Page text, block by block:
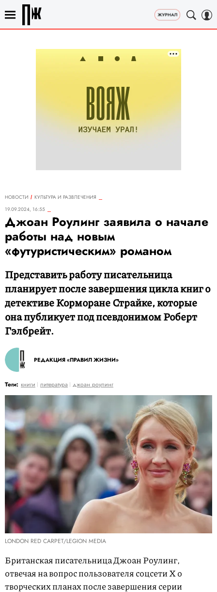
НОВОСТИ
КУЛЬТУРА И РАЗВЛЕЧЕНИЯ
19.09.2024, 16:55
Джоан Роулинг заявила о начале
работы над новым
«футуристическим» романом
Представить работу писательница
планирует после завершения цикла книг о
детективе Корморане Страйке, которые
она публикует под псевдонимом Роберт
Гэлбрейт.
РЕДАКЦИЯ «ПРАВИЛ ЖИЗНИ»
Теги: книги литература джоан роулинг
LONDON RED CARPET/LEGION MEDIA
Британская писательница Джоан Роулинг,
отвечая на вопрос пользователя соцсети X о
творческих планах после завершения серии